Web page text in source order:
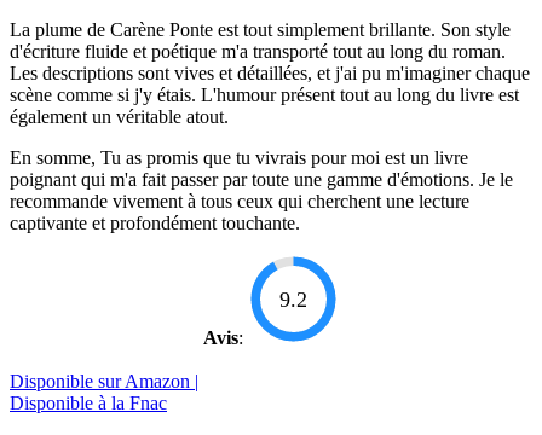
La plume de Carène Ponte est tout simplement brillante. Son style
d'écriture fluide et poétique m'a transporté tout au long du roman.
Les descriptions sont vives et détaillées, et j'ai pu m'imaginer chaque
scène comme si j'y étais. L'humour présent tout au long du livre est
également un véritable atout.
En somme, Tu as promis que tu vivrais pour moi est un livre
poignant qui m'a fait passer par toute une gamme d'émotions. Je le
recommande vivement à tous ceux qui cherchent une lecture
captivante et profondément touchante.
Avis:
9.2
Disponible sur Amazon |
Disponible à la Fnac